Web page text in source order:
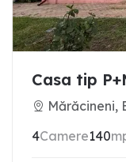
Casa tip
Mărăcineni,
4Camere140